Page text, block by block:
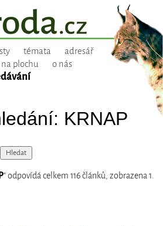
témata
adresář
plochu o nás
KRNAP
“ odpovídá celkem 116 článků, zobrazena 1.